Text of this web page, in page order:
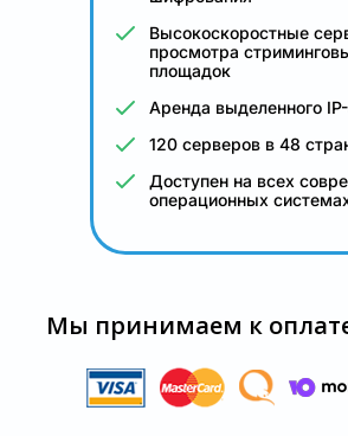
Высокоскоростные
просмотра
площадок
Аренда выделенного
120 серверов в 48
Доступен на всех
операционных
Мы принимаем к